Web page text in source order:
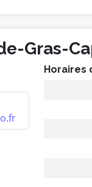
Gras-
Horaires